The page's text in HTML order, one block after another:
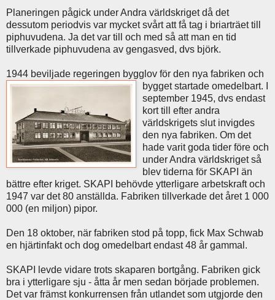
Planeringen pågick under Andra världskriget då det
dessutom periodvis var mycket svårt att få tag i briarträet till
piphuvudena. Ja det var till och med så att man en tid
tillverkade piphuvudena av gengasved, dvs björk.
1944 beviljade regeringen bygglov för den nya fabriken och
bygget startade omedelbart. I
september 1945, dvs endast
kort till efter andra
världskrigets slut invigdes
den nya fabriken. Om det
hade varit goda tider före och
under Andra världskriget så
blev tiderna för SKAPI än
bättre efter kriget. SKAPI behövde ytterligare arbetskraft och
1947 var det 80 anställda. Fabriken tillverkade det året 1 000
000 (en miljon) pipor.
Den 18 oktober, när fabriken stod på topp, fick Max Schwab
en hjärtinfakt och dog omedelbart endast 48 år gammal.
SKAPI levde vidare trots skaparen bortgång. Fabriken gick
bra i ytterligare sju - åtta år men sedan började problemen.
Det var främst konkurrensen från utlandet som utgjorde den